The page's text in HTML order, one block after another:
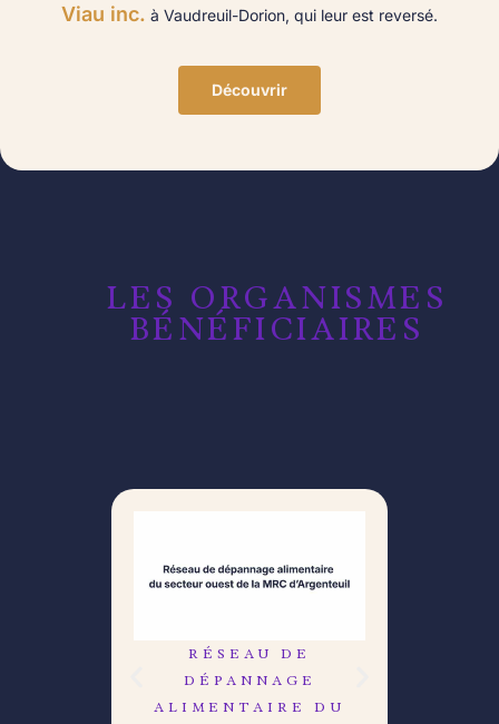
Viau inc. à Vaudreuil-Dorion, qui leur est reversé.
Découvrir
LES ORGANISMES
BÉNÉFICIAIRES
RÉSEAU DE
DÉPANNAGE
ALIMENTAIRE DU